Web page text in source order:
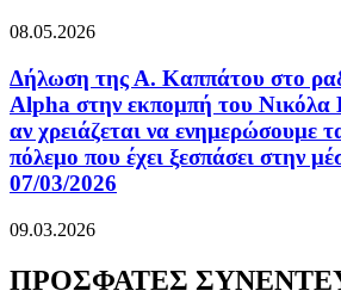
08.05.2026
Δήλωση της Α. Καππάτου στο
Alpha στην εκπομπή του Νικόλα
αν χρειάζεται να ενημερώσουμε
πόλεμο που έχει ξεσπάσει στην
07/03/2026
09.03.2026
ΠΡΟΣΦΑΤΕΣ